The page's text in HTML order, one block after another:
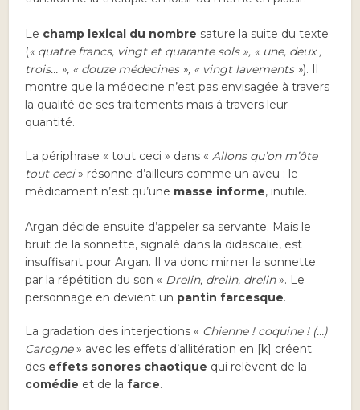
Le champ lexical du nombre sature la suite du texte
(« quatre francs, vingt et quarante sols », « une, deux ,
trois… », « douze médecines », « vingt lavements »). Il
montre que la médecine n’est pas envisagée à travers
la qualité de ses traitements mais à travers leur
quantité.
La périphrase « tout ceci » dans «Allons qu’on m’ôte
tout ceci» résonne d’ailleurs comme un aveu : le
médicament n’est qu’une masse informe, inutile.
Argan décide ensuite d’appeler sa servante. Mais le
bruit de la sonnette, signalé dans la didascalie, est
insuffisant pour Argan. Il va donc mimer la sonnette
par la répétition du son « Drelin, drelin, drelin». Le
personnage en devient un pantin farcesque.
La gradation des interjections « Chienne ! coquine ! (…)
Carogne» avec les effets d’allitération en [k] créent
des effets sonores chaotique qui relèvent de la
comédie et de lafarce.